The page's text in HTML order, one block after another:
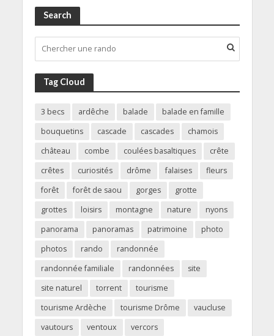
Search
Tag Cloud
3 becs ardêche balade
balade en famille
bouquetins
cascade cascades
chamois
château
combe coulées basaltiques
crête
crêtes
curiosités drôme falaises
fleurs
forêt
forêt de saou gorges
grotte
grottes
loisirs montagne nature
nyons
panorama
panoramas patrimoine
photo
photos
rando
randonnée
randonnée familiale
randonnées
site
site naturel
torrent
tourisme
tourisme Ardèche
tourisme Drôme
vaucluse
vautours
ventoux vercors